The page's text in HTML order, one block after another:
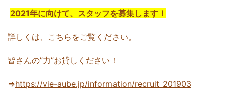
2021年に向けて、スタッフを募集します！
詳しくは、こちらをご覧ください。
皆さんの”力”お貸しください！
⇒https://vie-aube.jp/information/recruit_201903